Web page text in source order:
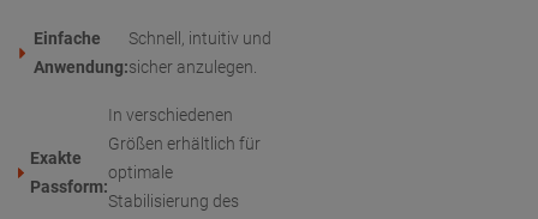
Einfache
Anwendung:
Schnell, intuitiv und
sicher anzulegen.
Exakte
Passform:
In verschiedenen
Größen erhältlich für
optimale
Stabilisierung des